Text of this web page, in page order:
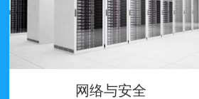
网络与安全